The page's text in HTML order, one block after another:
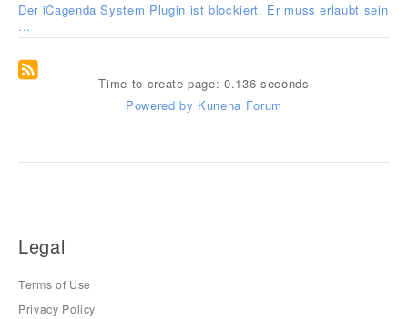
Der iCagenda System Plugin ist blockiert. Er muss erlaubt sein
...
Time to create page: 0.136 seconds
Powered by Kunena Forum
Legal
Terms of Use
Privacy Policy